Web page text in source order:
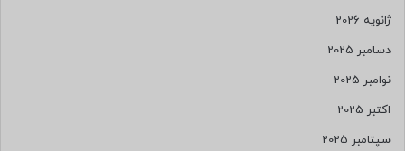
ژانویه 2026
دسامبر 2025
نوامبر 2025
اکتبر 2025
سپتامبر 2025